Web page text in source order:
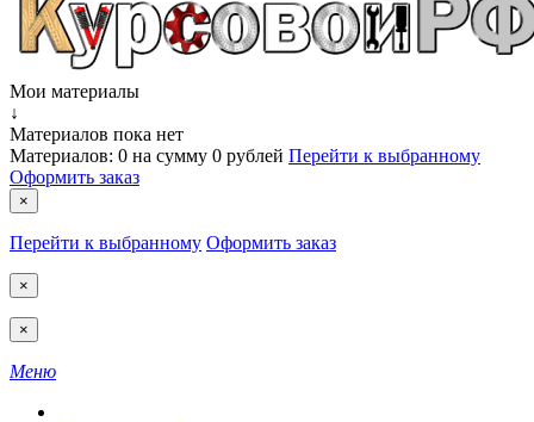
Мои материалы
↓
Материалов пока нет
Материалов: 0 на сумму 0 рублей Перейти к выбранному
Оформить заказ
×
Перейти к выбранному Оформить заказ
×
×
Меню